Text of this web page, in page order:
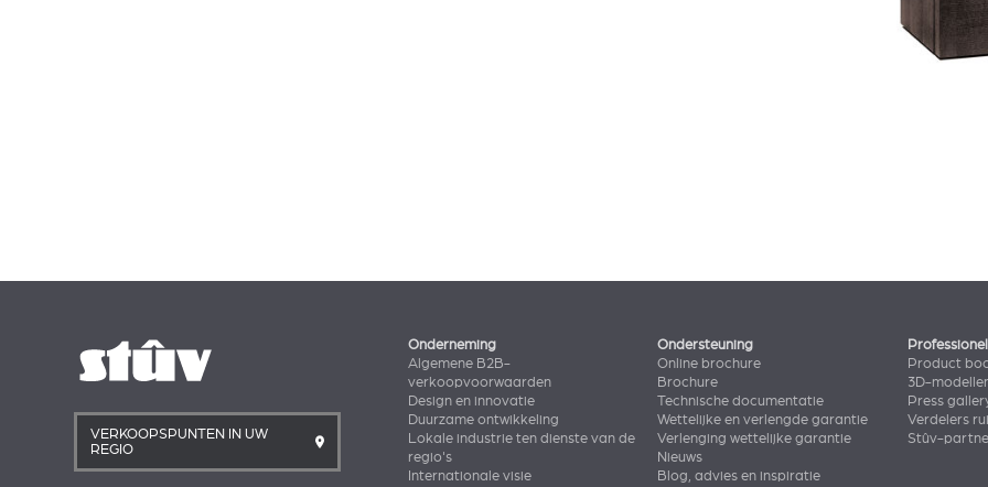
VERKOOPSPUNTEN IN UW
REGIO
Onderneming
Algemene B2B-
verkoopvoorwaarden
Design en innovatie
Duurzame ontwikkeling
Lokale industrie ten dienste van de
regio's
Internationale visie
Ondersteuning
Online brochure
Brochure
Technische documentatie
Wettelijke en verlengde garantie
Verlenging wettelijke garantie
Nieuws
Blog, advies en inspiratie
Product
3D-
Press
Verdelers
Stûv-